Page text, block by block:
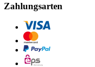
Zahlungsarten